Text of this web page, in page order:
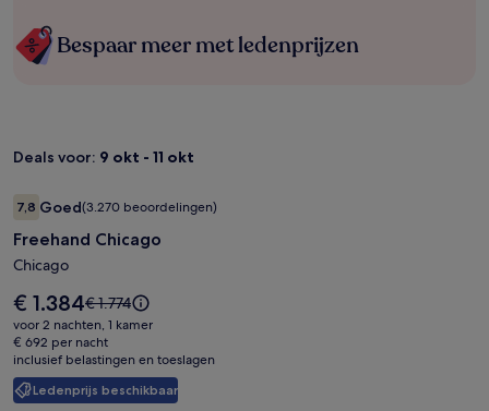
Bespaar meer met ledenprijzen
Deals voor: 9 okt - 11 okt
voor
Freehand
Chicago
7,87,8 op 10, Goed, (3.270 beoordelingen)
Goed(3.270 beoordelingen)
Freehand Chicago
Chicago
Ledenprijs beschikbaar
De
prijs
is
€ 1.384
€ 1.384De
prijs
was
€ 1.774,
zie
meer
€ 1.774
voor 2 nachten, 1 kamer
€ 692 per nacht
inclusief belastingen en toeslagen